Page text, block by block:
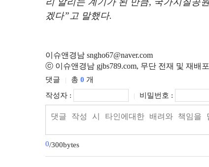
겠다” 고 말했다.
이슈앤경남 sngho67@naver.com
ⓒ 이슈앤경남 gjbs789.com, 무단 전재 및 재배포
댓글 총 0 개
작성자 :
비밀번호 :
0/300bytes